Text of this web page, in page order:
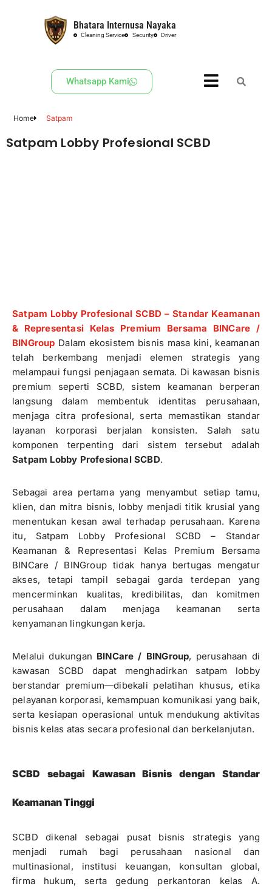
Bhatara Internusa Nayaka
Cleaning Service Security Driver
Whatsapp Kami
Home Satpam
Satpam Lobby Profesional SCBD
Satpam Lobby Profesional SCBD – Standar Keamanan
& Representasi Kelas Premium Bersama BINCare /
BINGroup Dalam ekosistem bisnis masa kini, keamanan
telah berkembang menjadi elemen strategis yang
melampaui fungsi penjagaan semata. Di kawasan bisnis
premium seperti SCBD, sistem keamanan berperan
langsung dalam membentuk identitas perusahaan,
menjaga citra profesional, serta memastikan standar
layanan korporasi berjalan konsisten. Salah satu
komponen terpenting dari sistem tersebut adalah
Satpam Lobby Profesional SCBD.
Sebagai area pertama yang menyambut setiap tamu,
klien, dan mitra bisnis, lobby menjadi titik krusial yang
menentukan kesan awal terhadap perusahaan. Karena
itu, Satpam Lobby Profesional SCBD – Standar
Keamanan & Representasi Kelas Premium Bersama
BINCare / BINGroup tidak hanya bertugas mengatur
akses, tetapi tampil sebagai garda terdepan yang
mencerminkan kualitas, kredibilitas, dan komitmen
perusahaan dalam menjaga keamanan serta
kenyamanan lingkungan kerja.
Melalui dukungan BINCare / BINGroup, perusahaan di
kawasan SCBD dapat menghadirkan satpam lobby
berstandar premium—dibekali pelatihan khusus, etika
pelayanan korporasi, kemampuan komunikasi yang baik,
serta kesiapan operasional untuk mendukung aktivitas
bisnis kelas atas secara profesional dan berkelanjutan.
SCBD sebagai Kawasan Bisnis dengan Standar
Keamanan Tinggi
SCBD dikenal sebagai pusat bisnis strategis yang
menjadi rumah bagi perusahaan nasional dan
multinasional, institusi keuangan, konsultan global,
firma hukum, serta gedung perkantoran kelas A.